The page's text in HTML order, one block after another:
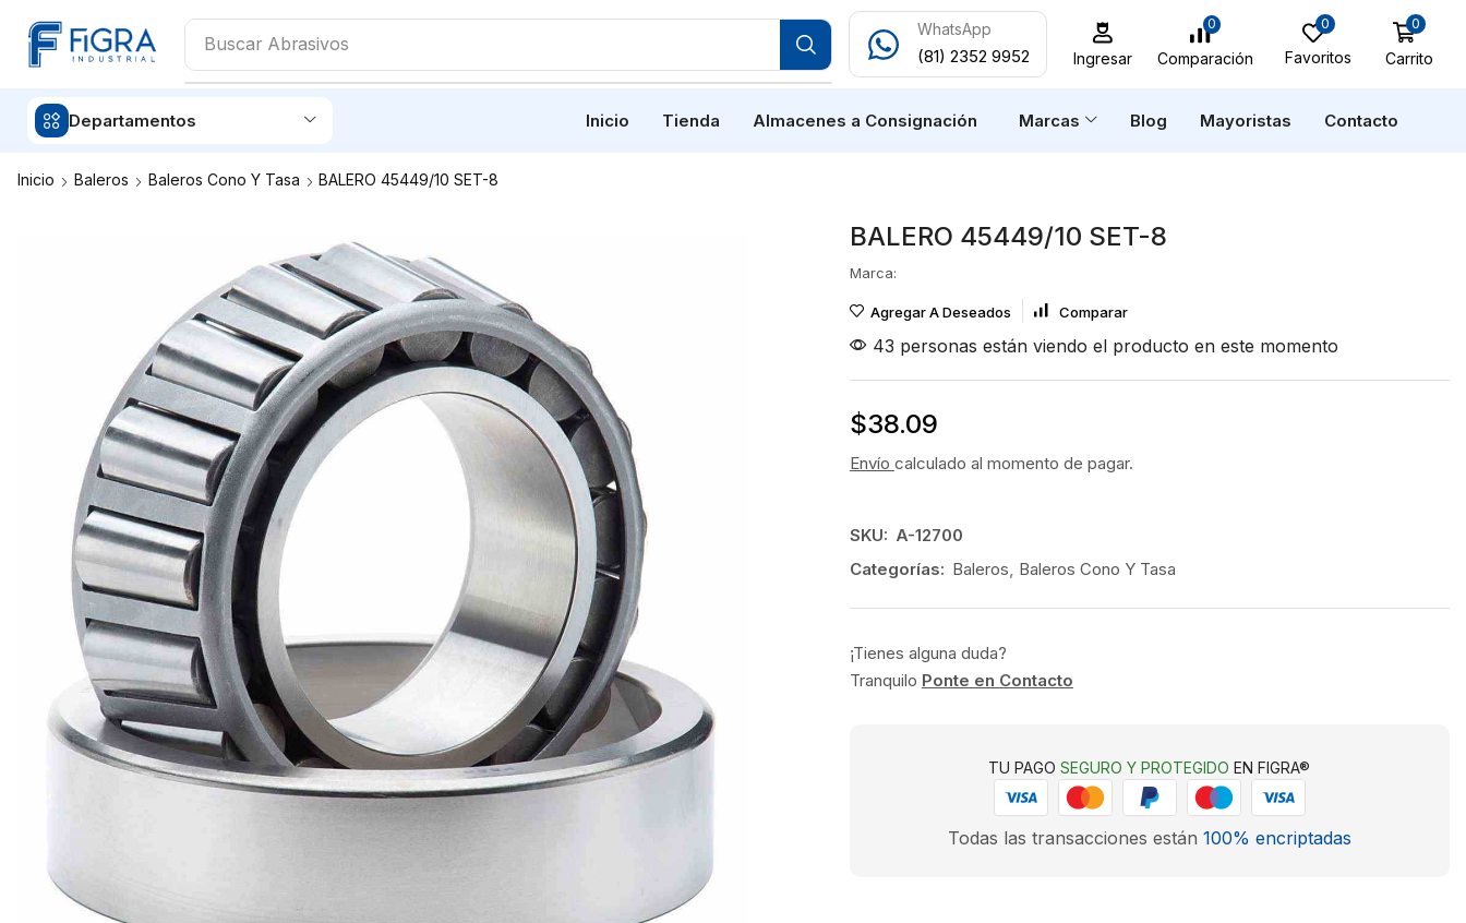
Buscar Abrasivos
WhatsApp
(81) 2352 9952 Ingresar
0
Comparación
0
Favoritos
0
Carrito
Departamentos Inicio Tienda Almacenes a Consignación Marcas Blog Mayoristas Contacto
Inicio Baleros Baleros Cono Y Tasa BALERO 45449/10 SET-8
BALERO 45449/10 SET-8
Marca:
Agregar A Deseados Comparar
43 personas están viendo el producto en este momento
$38.09
Envío calculado al momento de pagar.
SKU: A-12700
Categorías: Baleros, Baleros Cono Y Tasa
¡Tienes alguna duda?
Tranquilo Ponte en Contacto
TU PAGOSEGURO Y PROTEGIDO EN FIGRA®
Todas las transacciones están 100% encriptadas